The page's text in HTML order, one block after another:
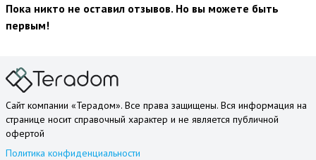
Пока никто не оставил отзывов. Но вы можете быть
первым!
Сайт компании «Терадом». Все права защищены. Вся информация на
странице носит справочный характер и не является публичной
офертой
Политика конфиденциальности